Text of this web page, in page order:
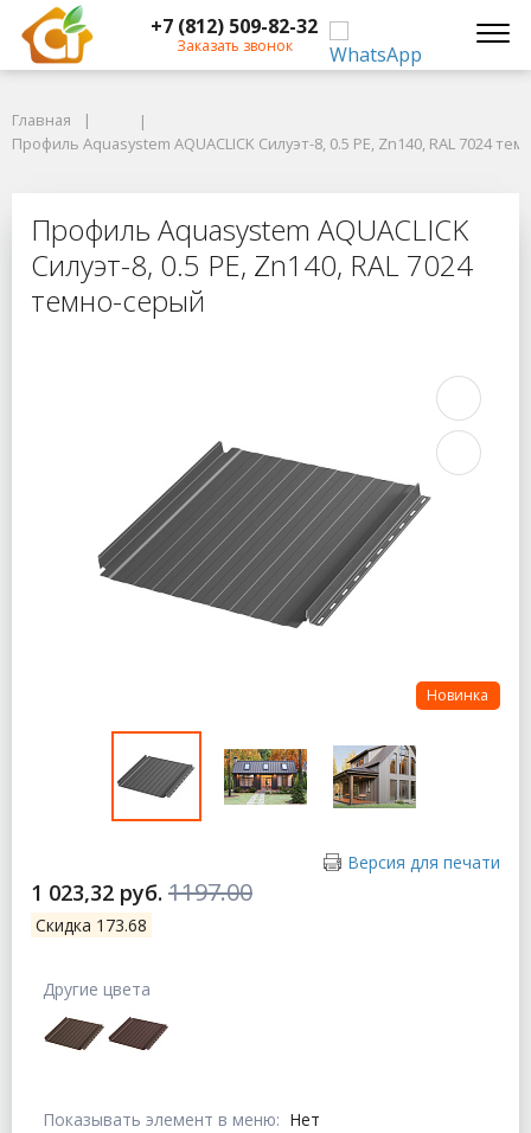
+7 (812) 509-82-32
Заказать звонок
Профиль Aquasystem AQUACLICK Силуэт-8, 0.5 PE, Zn140, RAL 7024
Профиль Aquasystem AQUACLICK
Главная
Профиль Aquasystem AQUACLICK Силуэт-8, 0.5 PE, Zn140, RAL 7024
Профиль Aquasystem AQUACLICK
Силуэт-8, 0.5 PE, Zn140, RAL 7024
темно-серый
Новинка
Версия для печати
1 023,32 руб. 1197.00
Скидка 173.68
Показывать элемент в меню: Нет
Другие цвета